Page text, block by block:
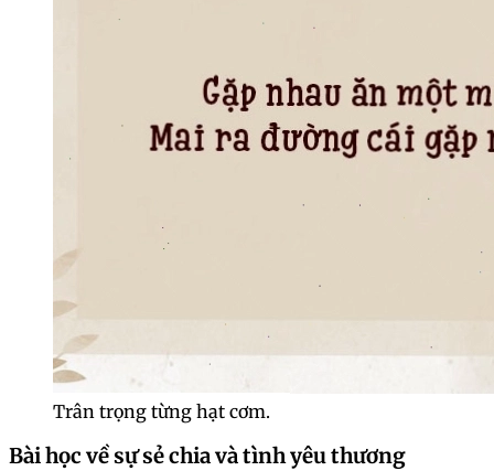
Trân trọng từng hạt cơm.
Bài học về sự sẻ chia và tình yêu thương